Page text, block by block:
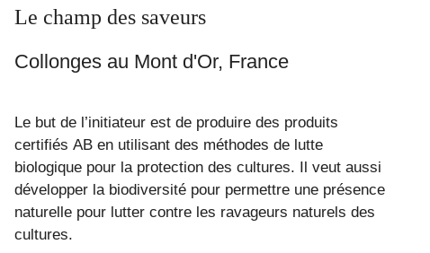
Le champ des saveurs
Collonges au Mont d'Or, France
Le but de l’initiateur est de produire des produits
certifiés AB en utilisant des méthodes de lutte
biologique pour la protection des cultures. Il veut aussi
développer la biodiversité pour permettre une présence
naturelle pour lutter contre les ravageurs naturels des
cultures.